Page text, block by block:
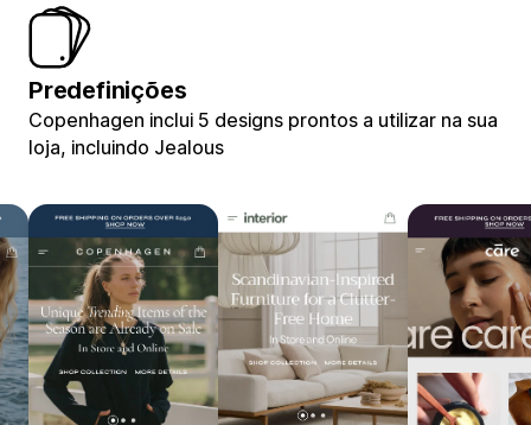
Predefinições
Copenhagen inclui 5 designs prontos a utilizar na sua
loja, incluindo Jealous